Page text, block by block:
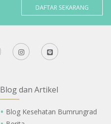
DAFTAR SEKARANG
Blog dan Artikel
Blog Kesehatan Bumrungrad